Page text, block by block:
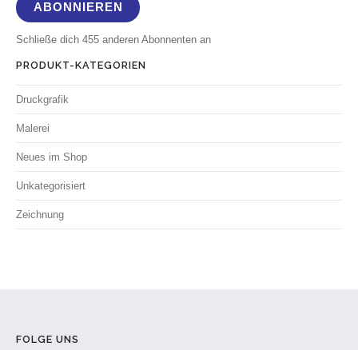
ABONNIEREN
Schließe dich 455 anderen Abonnenten an
PRODUKT-KATEGORIEN
Druckgrafik
Malerei
Neues im Shop
Unkategorisiert
Zeichnung
FOLGE UNS